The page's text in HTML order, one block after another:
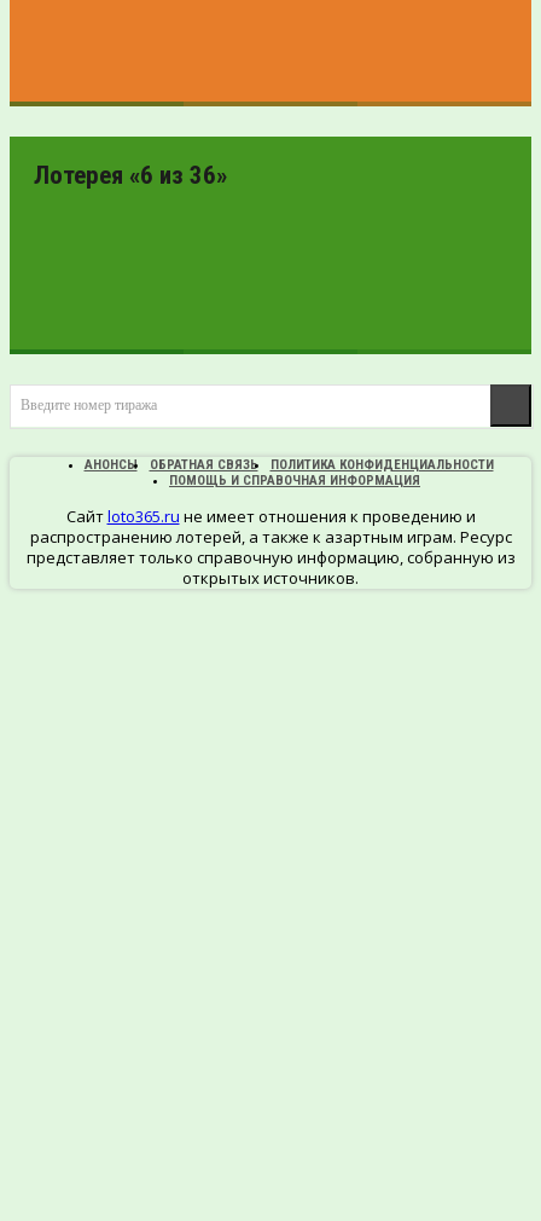
ПРОВЕРИТЬ
БИЛЕТ
Лотерея «6 из 36»
ПРОВЕРИТЬ
БИЛЕТ
Введите номер тиража
АНОНСЫ ОБРАТНАЯ СВЯЗЬ
ПОЛИТИКА КОНФИДЕНЦИАЛЬНОСТИ
ПОМОЩЬ И СПРАВОЧНАЯ ИНФОРМАЦИЯ
Сайтloto365.ru не имеет отношения к проведению и
распространению лотерей, а также к азартным играм. Ресурс
представляет только справочную информацию, собранную из
открытых источников.